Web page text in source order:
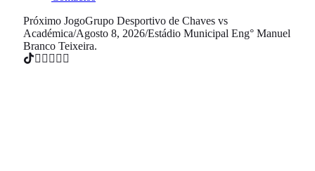
Próximo JogoGrupo Desportivo de Chaves vs
Académica/Agosto 8, 2026/Estádio Municipal Eng° Manuel
Branco Teixeira.